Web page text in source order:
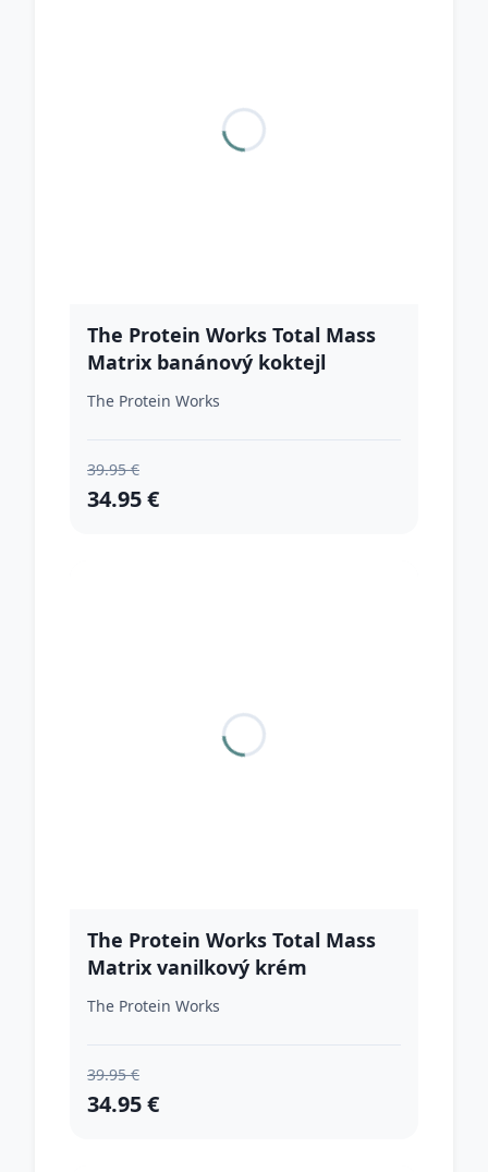
The Protein Works Total Mass
Matrix banánový koktejl
The Protein Works
39.95 €
34.95 €
The Protein Works Total Mass
Matrix vanilkový krém
The Protein Works
39.95 €
34.95 €